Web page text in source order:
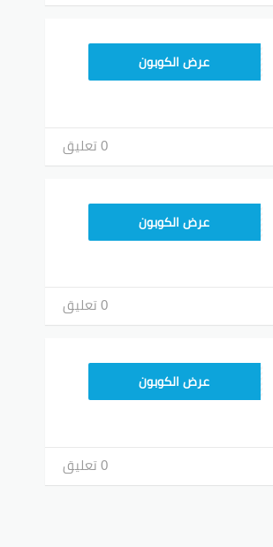
SSA50عرض الكوبون
0 تعليق
عرض الكوبون
0 تعليق
عرض الكوبون
0 تعليق